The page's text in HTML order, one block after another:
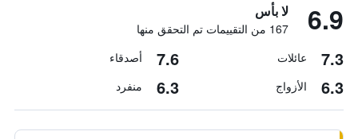
6.9 لا بأس
167 من التقييمات تم التحقق منها
7.3 عائلات 7.6 أصدقاء
6.3 الأزواج 6.3 منفرد